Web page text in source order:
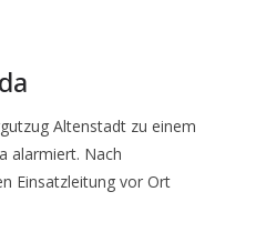
Altenstadt zu einem
alarmiert. Nach
Einsatzleitung vor Ort